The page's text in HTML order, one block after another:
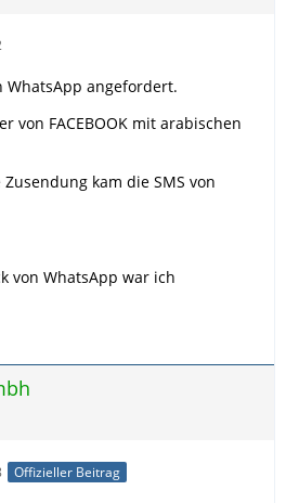
WhatsApp angefordert.
von FACEBOOK mit arabischen
kam die SMS von
von WhatsApp war ich
Offizieller Beitrag